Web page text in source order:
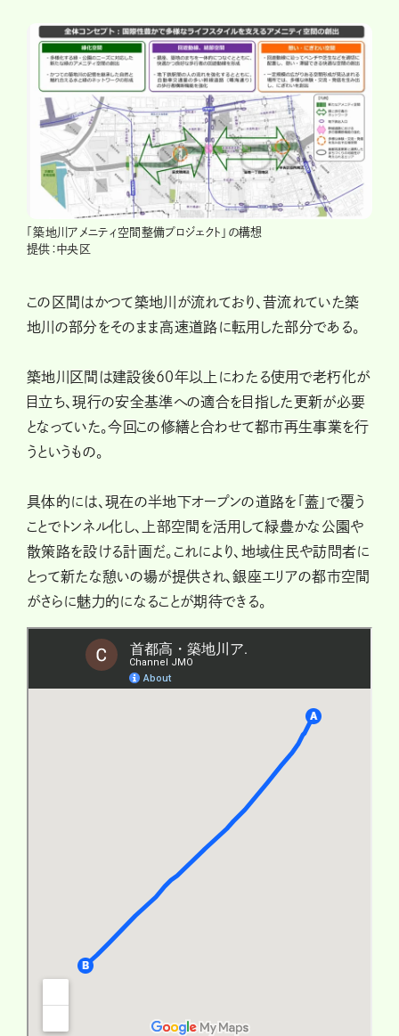
「築地川アメニティ空間整備プロジェクト」の構想
提供：中央区
この区間はかつて築地川が流れており、昔流れていた築
地川の部分をそのまま高速道路に転用した部分である。
築地川区間は建設後60年以上にわたる使用で老朽化が
目立ち、現行の安全基準への適合を目指した更新が必要
となっていた。今回この修繕と合わせて都市再生事業を行
うというもの。
具体的には、現在の半地下オープンの道路を「蓋」で覆う
ことでトンネル化し、上部空間を活用して緑豊かな公園や
散策路を設ける計画だ。これにより、地域住民や訪問者に
とって新たな憩いの場が提供され、銀座エリアの都市空間
がさらに魅力的になることが期待できる。